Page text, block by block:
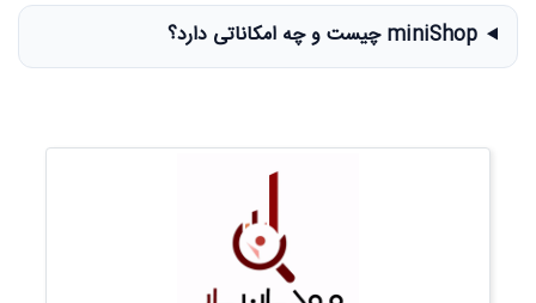
miniShop چیست و چه امکاناتی دارد؟